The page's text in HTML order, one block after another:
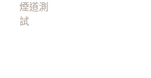
煙道測
試